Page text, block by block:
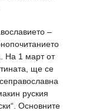
–
На 1 март от
ще се
руския
Основните